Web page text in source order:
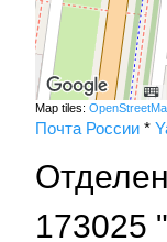
Map tiles:
Почта России *
173025